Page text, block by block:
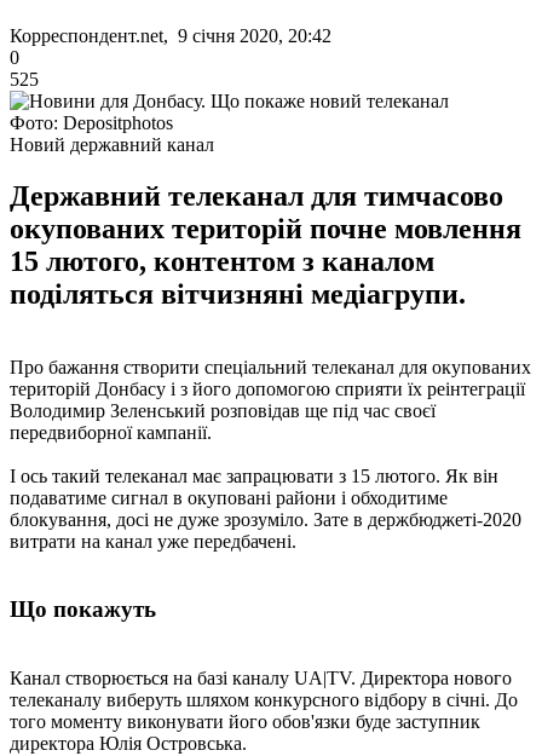
Корреспондент.net, 9 січня 2020, 20:42
0
525
Фото: Depositphotos
Новий державний канал
Державний телеканал для тимчасово
окупованих територій почне мовлення
15 лютого, контентом з каналом
поділяться вітчизняні медіагрупи.
Про бажання створити спеціальний телеканал для окупованих
територій Донбасу і з його допомогою сприяти їх реінтеграції
Володимир Зеленський розповідав ще під час своєї
передвиборної кампанії.
І ось такий телеканал має запрацювати з 15 лютого. Як він
подаватиме сигнал в окуповані райони і обходитиме
блокування, досі не дуже зрозуміло. Зате в держбюджеті-2020
витрати на канал уже передбачені.
Що покажуть
Канал створюється на базі каналу UA|TV. Директора нового
телеканалу виберуть шляхом конкурсного відбору в січні. До
того моменту виконувати його обов'язки буде заступник
директора Юлія Островська.